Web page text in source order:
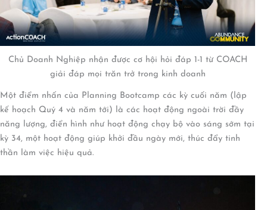
Chủ Doanh Nghiệp nhận được cơ hội hỏi đáp 1-1 từ COACH
giải đáp mọi trăn trở trong kinh doanh
Một điểm nhấn của Planning Bootcamp các kỳ cuối năm (lập
kế hoạch Quý 4 và năm tới) là các hoạt động ngoài trời đầy
năng lượng, điển hình như hoạt động chạy bộ vào sáng sớm tại
kỳ 34, một hoạt động giúp khởi đầu ngày mới, thúc đẩy tinh
thần làm việc hiệu quả.